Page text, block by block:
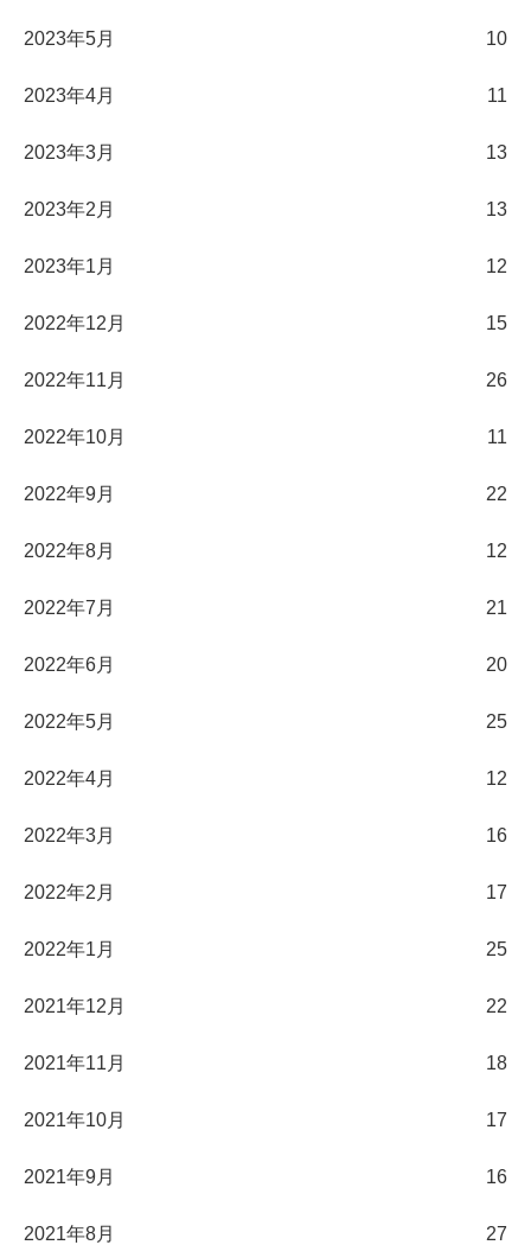
2023年5月 10
2023年4月 11
2023年3月 13
2023年2月 13
2023年1月 12
2022年12月 15
2022年11月 26
2022年10月 11
2022年9月 22
2022年8月 12
2022年7月 21
2022年6月 20
2022年5月 25
2022年4月 12
2022年3月 16
2022年2月 17
2022年1月 25
2021年12月 22
2021年11月 18
2021年10月 17
2021年9月 16
2021年8月 27